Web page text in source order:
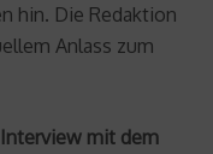
hin. Die Redaktion
Anlass zum
mit dem